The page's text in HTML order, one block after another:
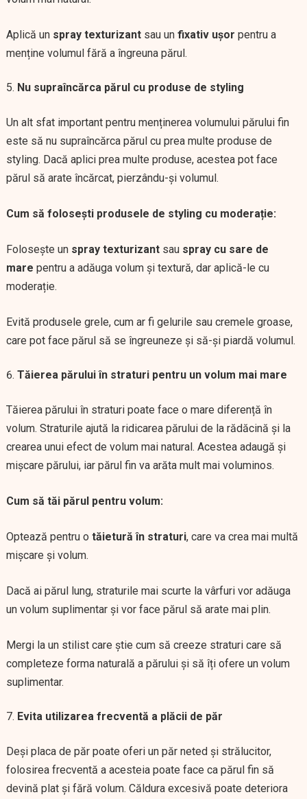
Aplică un spray texturizantsau un fixativ ușor pentru a
menține volumul fără a îngreuna părul.
Nu supraîncărca părul cu produse de styling
Un alt sfat important pentru menținerea volumului părului fin
este să nu supraîncărca părul cu prea multe produse de
styling. Dacă aplici prea multe produse, acestea pot face
părul să arate încărcat, pierzându-și volumul.
Cum să folosești produsele de styling cu moderație:
Folosește un spray texturizantsau spray cu sare de
mare pentru a adăuga volum și textură, dar aplică-le cu
moderație.
Evită produsele grele, cum ar fi gelurile sau cremele groase,
care pot face părul să se îngreuneze și să-și piardă volumul.
Tăierea părului în straturi pentru un volum mai mare
Tăierea părului în straturi poate face o mare diferență în
volum. Straturile ajută la ridicarea părului de la rădăcină și la
crearea unui efect de volum mai natural. Acestea adaugă și
mișcare părului, iar părul fin va arăta mult mai voluminos.
Cum să tăi părul pentru volum:
Optează pentru o tăietură în straturi, care va crea mai multă
mișcare și volum.
Dacă ai părul lung, straturile mai scurte la vârfuri vor adăuga
un volum suplimentar și vor face părul să arate mai plin.
Mergi la un stilist care știe cum să creeze straturi care să
completeze forma naturală a părului și să îți ofere un volum
suplimentar.
Evita utilizarea frecventă a plăcii de păr
Deși placa de păr poate oferi un păr neted și strălucitor,
folosirea frecventă a acesteia poate face ca părul fin să
devină plat și fără volum. Căldura excesivă poate deteriora